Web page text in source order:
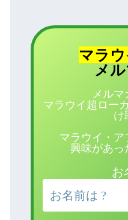
マラ
メ
メル
マラウイ超ロー
け
マラウイ・ア
興味があっ
お